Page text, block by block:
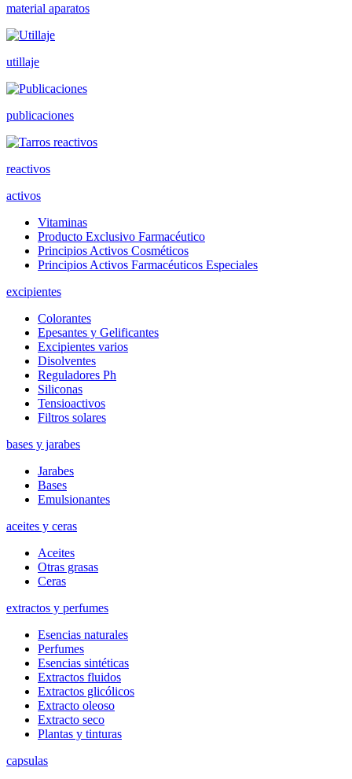
material aparatos
utillaje
publicaciones
reactivos
activos
Vitaminas
Producto Exclusivo Farmacéutico
Principios Activos Cosméticos
Principios Activos Farmacéuticos Especiales
excipientes
Colorantes
Epesantes y Gelificantes
Excipientes varios
Disolventes
Reguladores Ph
Siliconas
Tensioactivos
Filtros solares
bases y jarabes
Jarabes
Bases
Emulsionantes
aceites y ceras
Aceites
Otras grasas
Ceras
extractos y perfumes
Esencias naturales
Perfumes
Esencias sintéticas
Extractos fluidos
Extractos glicólicos
Extracto oleoso
Extracto seco
Plantas y tinturas
capsulas